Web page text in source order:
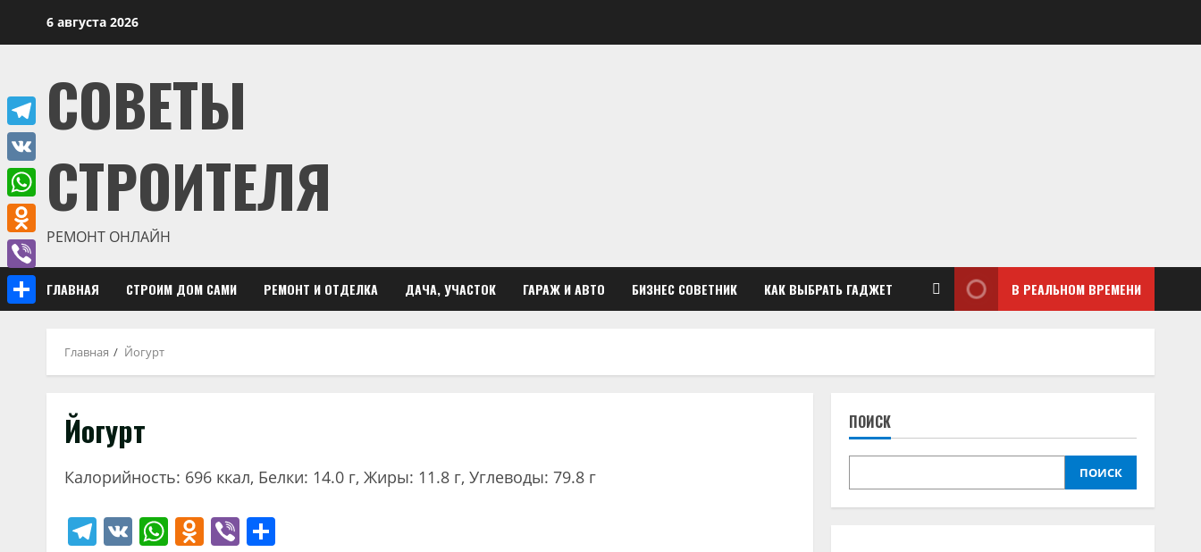
6 августа 2026
СОВЕТЫ
СТРОИТЕЛЯ
РЕМОНТ ОНЛАЙН
ГЛАВНАЯ СТРОИМ ДОМ САМИ РЕМОНТ И ОТДЕЛКА ДАЧА, УЧАСТОК ГАРАЖ И АВТО БИЗНЕС СОВЕТНИК КАК ВЫБРАТЬ ГАДЖЕТ В РЕАЛЬНОМ ВРЕМЕНИ
Главная Йогурт
Йогурт
Калорийность: 696 ккал, Белки: 14.0 г, Жиры: 11.8 г, Углеводы: 79.8 г
Telegram
VK WhatsApp
Odnoklassniki
Viber
ПОИСК
ПОИСК
Telegram
VK
WhatsApp
Odnoklassniki
Viber